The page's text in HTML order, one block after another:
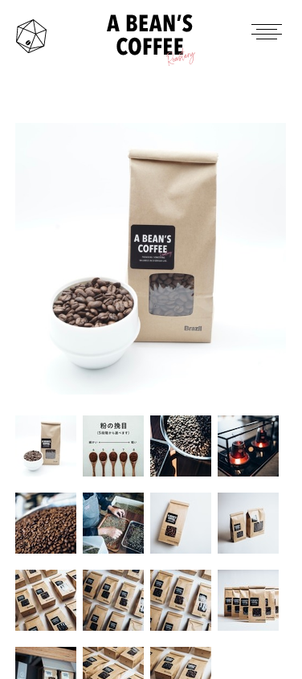
PRODUCTS ITEM
CONTACT
INSTAGRAM
TWITTER
MAIL
Trade Law
Privacy Policy